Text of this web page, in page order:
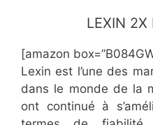
​LEXIN
[amazon
Lexin est l’une des
dans le monde de la
ont continué à